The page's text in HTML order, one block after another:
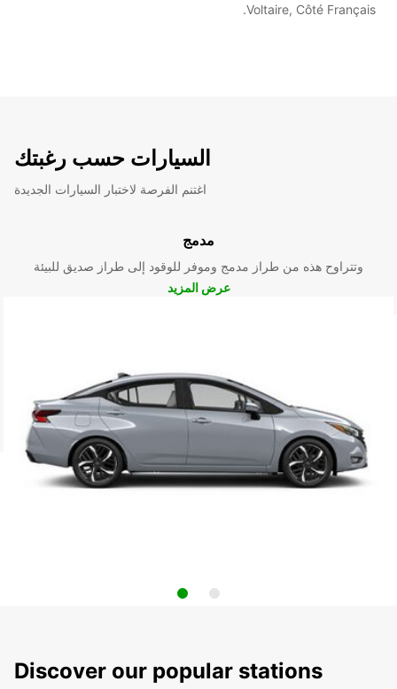
Voltaire, Côté Français.
السيارات حسب رغبتك
اغتنم الفرصة لاختبار السيارات الجديدة
مدمج
وتتراوح هذه من طراز مدمج وموفر للوقود إلى طراز صديق للبيئة
عرض المزيد
Discover our popular stations